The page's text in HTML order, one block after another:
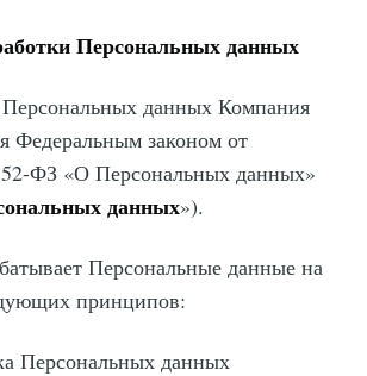
Персональных данных
данных Компания
Федеральным законом от
ФЗ «О Персональных данных»
данных»).
Персональные данные на
принципов:
данных